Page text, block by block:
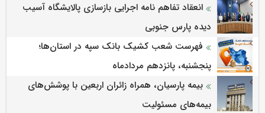
انعقاد تفاهم نامه اجرایی بازسازی پالایشگاه آسیب
دیده پارس جنوبی
فهرست شعب کشیک بانک سپه در استان‌ها؛
پنجشنبه، پانزدهم مردادماه
بیمه پارسیان، همراه زائران اربعین با پوشش‌های
بیمه‌های مسئولیت